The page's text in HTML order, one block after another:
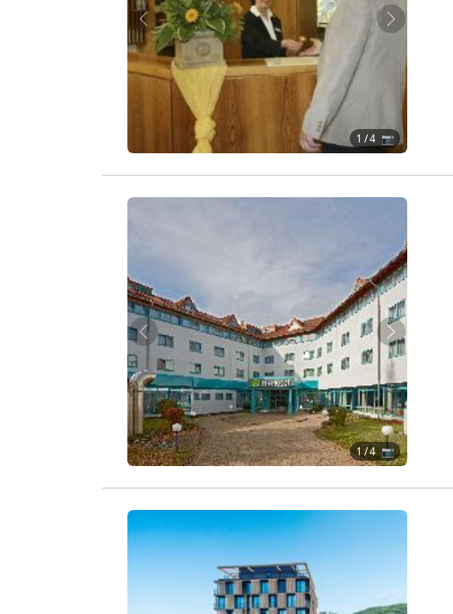
Zurück Weiter
1 / 4 📷
Zurück Weiter
1 / 4 📷